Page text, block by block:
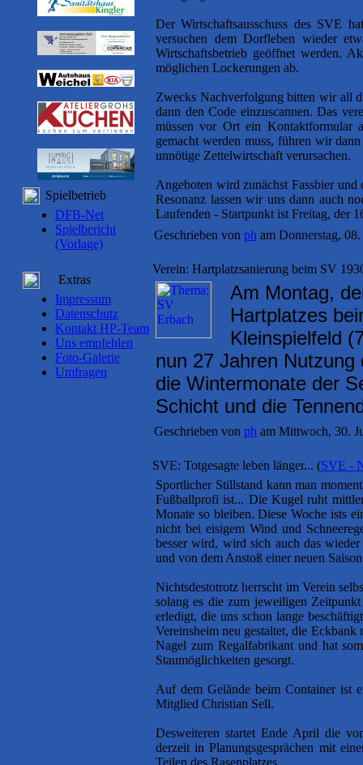
Spielbetrieb
DFB-Net
Spielbericht
(Vorlage)
Extras
Impressum
Datenschutz
Kontakt HP-Team
Uns empfehlen
Foto-Galerie
Umfragen
Der Wirtschaftsausschuss des SVE
versuchen dem Dorfleben wieder
Wirtschaftsbetrieb geöffnet werden.
möglichen Lockerungen ab.
Zwecks Nachverfolgung bitten wir all
dann den Code einzuscannen. Das
müssen vor Ort ein Kontaktformular
gemacht werden muss, führen wir
unnötige Zettelwirtschaft verursachen.
Angeboten wird zunächst Fassbier
Resonanz lassen wir uns dann auch
Laufenden - Startpunkt ist Freitag, der
Geschrieben von ph am Donnerstag,
Verein: Hartplatzsanierung beim SV
Am Montag,
Hartplatzes
Kleinspielfeld
nun 27 Jahren
die Wintermonate der
Schicht und die
Geschrieben von ph am Mittwoch, 30.
SVE: Totgesagte leben länger... (SVE -
Sportlicher Stillstand kann man
Fußballprofi ist... Die Kugel ruht
Monate so bleiben. Diese Woche ists
nicht bei eisigem Wind und
besser wird, wird sich auch das
und von dem Anstoß einer neuen
Nichtsdestotrotz herrscht im Verein
solang es die zum jeweiligen
erledigt, die uns schon lange
Vereinsheim neu gestaltet, die
Nagel zum Regalfabrikant und hat
Staumöglichkeiten gesorgt.
Auf dem Gelände beim Container ist
Mitglied Christian Sell.
Desweiteren startet Ende April die
derzeit in Planungsgesprächen mit
Teilen des Rasenplatzes.